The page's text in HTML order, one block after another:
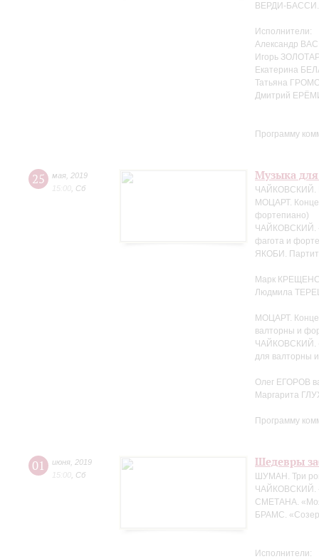
ВЕРДИ-БАССИ.
Исполнители:
Александр
Игорь
Екатерина
Татьяна
Дмитрий
Программу
25 мая 2019
15:00 Сб
Музыка
ЧАЙКОВСКИЙ.
МОЦАРТ.
фортепиано)
ЧАЙКОВСКИЙ.
фагота и
ЯКОБИ.
Марк
Людмила
МОЦАРТ.
валторны и
ЧАЙКОВСКИЙ.
для валторны
Олег ЕГОРОВ
Маргарита
Программу
01 июня 2019
15:00 Сб
Шедевры
ШУМАН. Три
ЧАЙКОВСКИЙ.
СМЕТАНА.
БРАМС.
Исполнители: